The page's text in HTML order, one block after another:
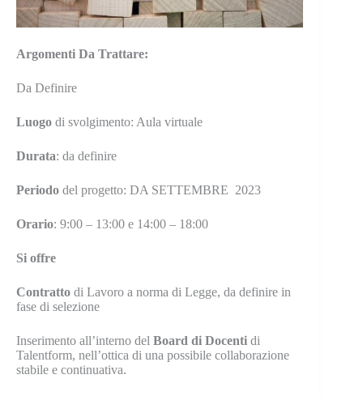
Argomenti Da Trattare:
Da Definire
Luogo di svolgimento: Aula virtuale
Durata: da definire
Periodo del progetto: DA SETTEMBRE 2023
Orario: 9:00 – 13:00 e 14:00 – 18:00
Si offre
Contratto di Lavoro a norma di Legge, da definire in
fase di selezione
Inserimento all’interno del Board di Docenti di
Talentform, nell’ottica di una possibile collaborazione
stabile e continuativa.